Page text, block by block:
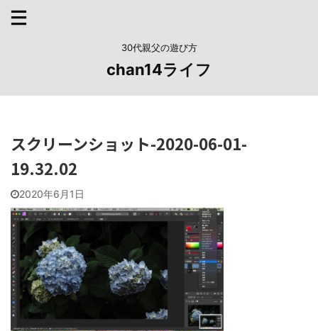
30代親父の遊び方
chan14ライフ
スクリーンショット-2020-06-01-
19.32.02
2020年6月1日